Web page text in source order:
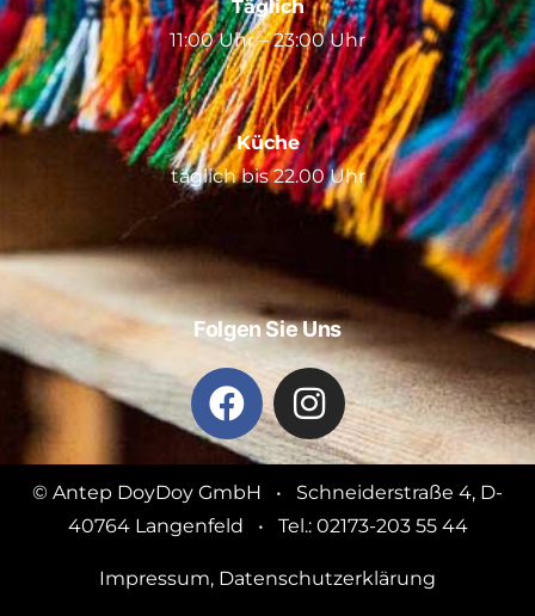
Täglich
11:00 Uhr – 23:00 Uhr
Küche
täglich bis 22.00 Uhr
Folgen Sie Uns
© Antep DoyDoy GmbH • Schneiderstraße 4, D-
40764 Langenfeld • Tel.: 02173-203 55 44
Impressum, Datenschutzerklärung